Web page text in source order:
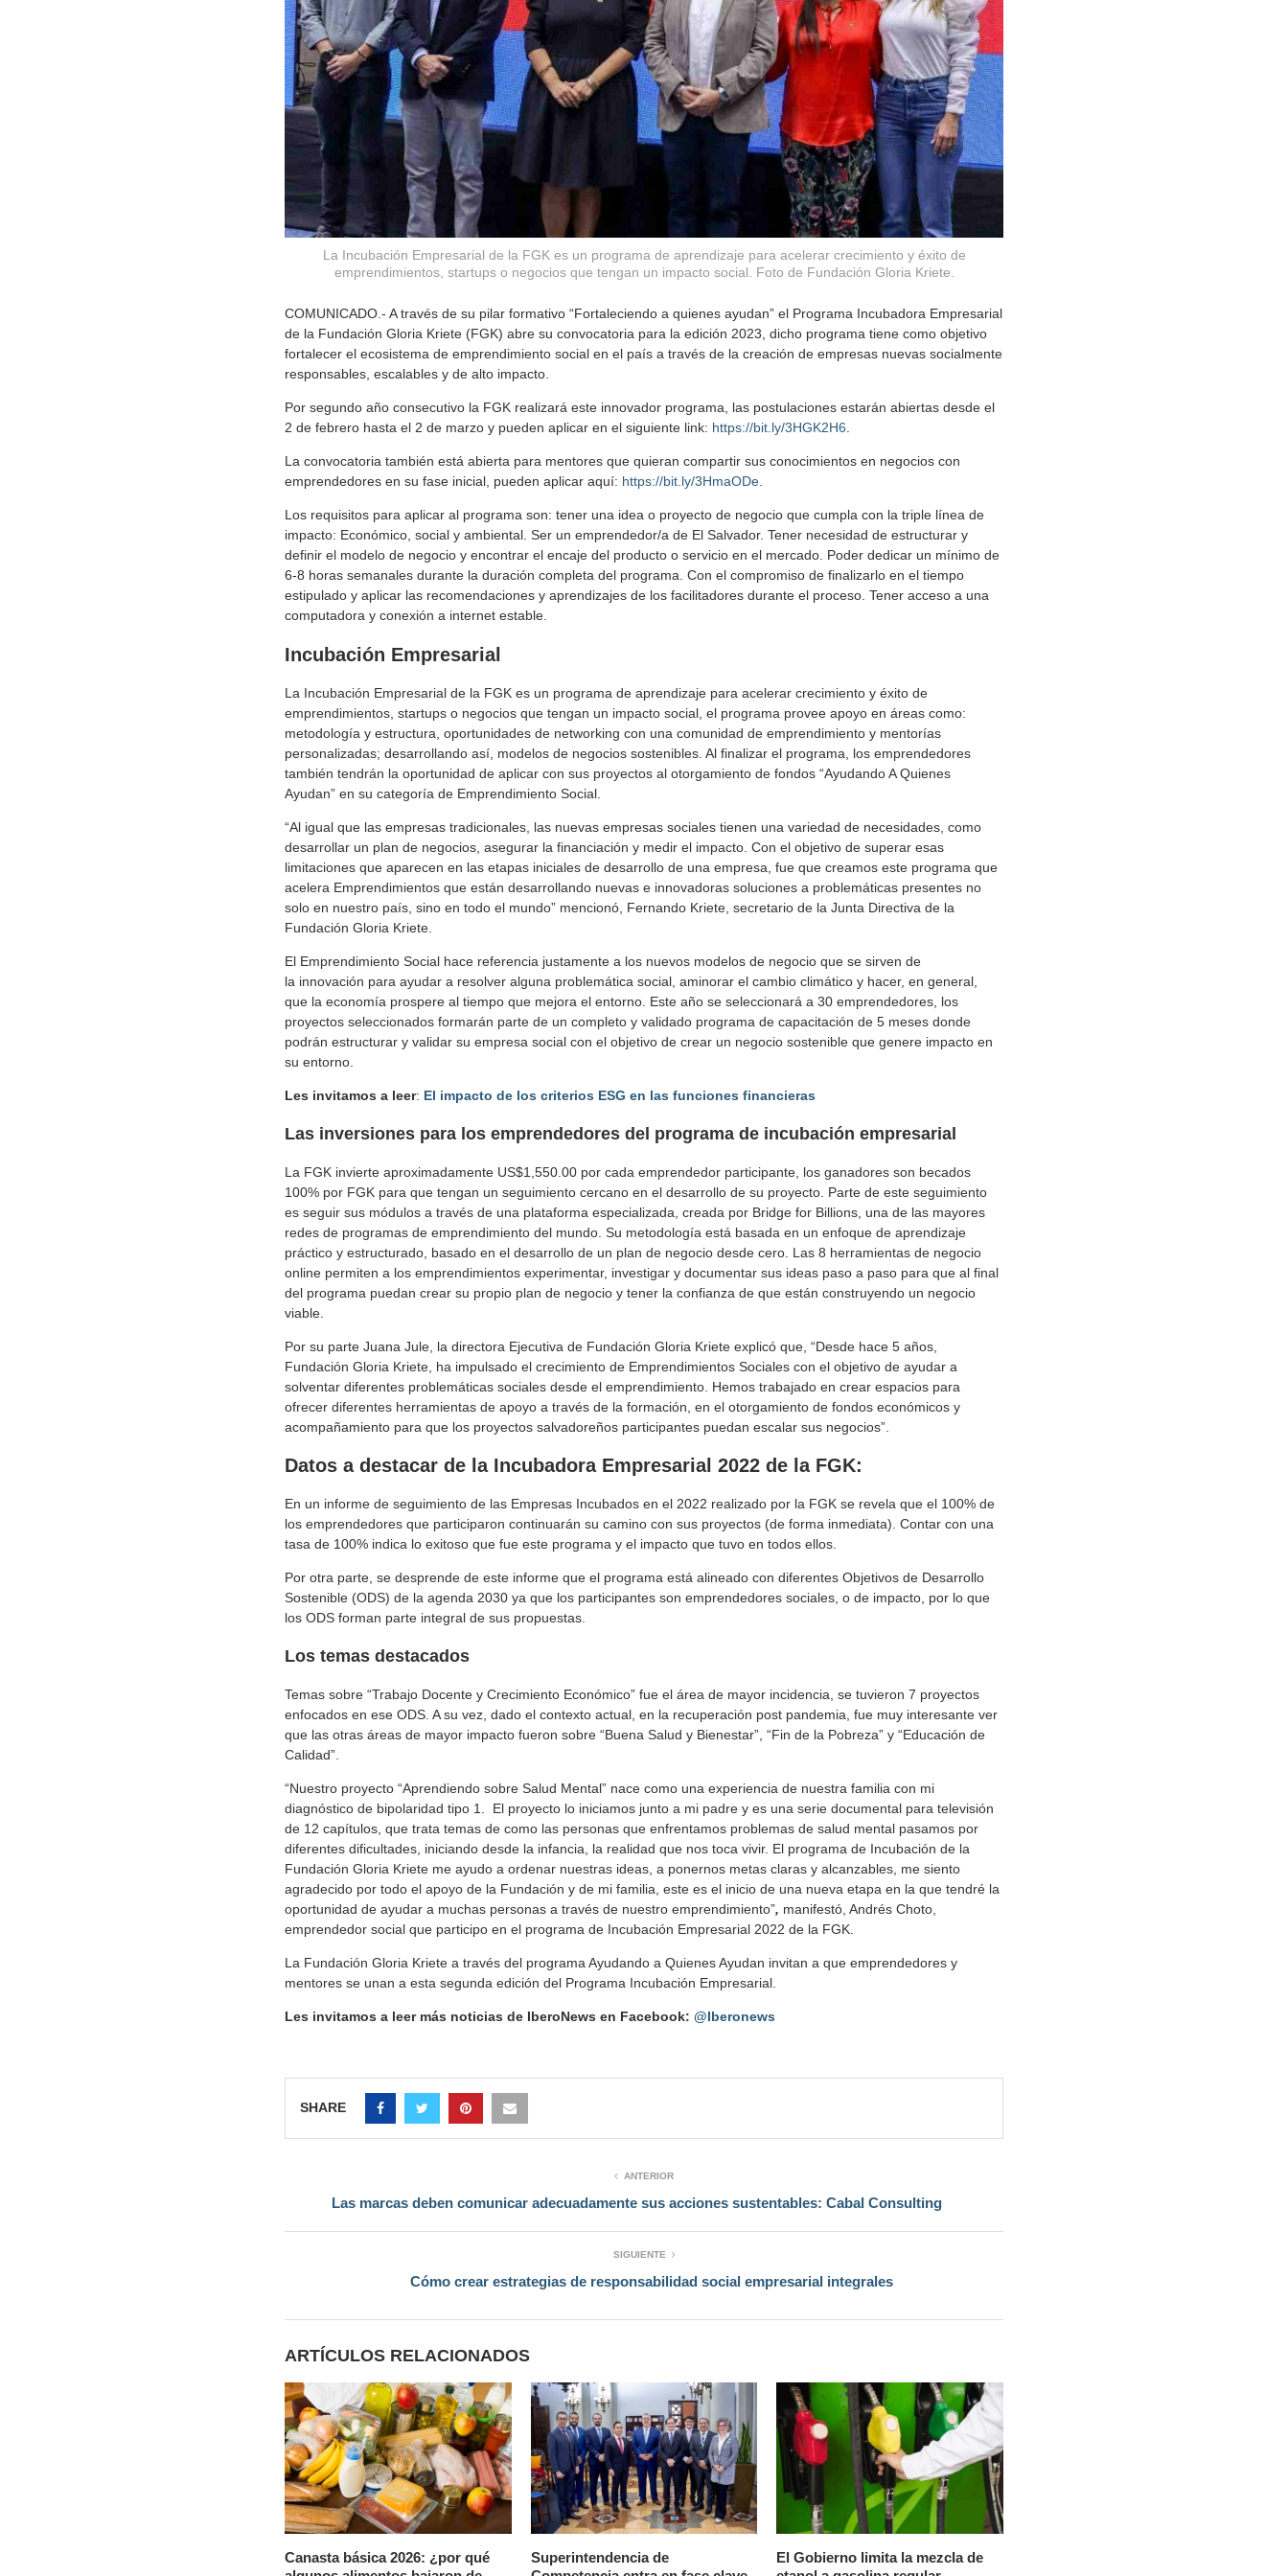
La Incubación Empresarial de la FGK es un programa de aprendizaje para acelerar crecimiento y éxito de
emprendimientos, startups o negocios que tengan un impacto social. Foto de Fundación Gloria Kriete.
COMUNICADO.- A través de su pilar formativo “Fortaleciendo a quienes ayudan” el Programa Incubadora Empresarial
de la Fundación Gloria Kriete (FGK) abre su convocatoria para la edición 2023, dicho programa tiene como objetivo
fortalecer el ecosistema de emprendimiento social en el país a través de la creación de empresas nuevas socialmente
responsables, escalables y de alto impacto.
Por segundo año consecutivo la FGK realizará este innovador programa, las postulaciones estarán abiertas desde el
2 de febrero hasta el 2 de marzo y pueden aplicar en el siguiente link: https://bit.ly/3HGK2H6.
La convocatoria también está abierta para mentores que quieran compartir sus conocimientos en negocios con
emprendedores en su fase inicial, pueden aplicar aquí: https://bit.ly/3HmaODe.
Los requisitos para aplicar al programa son: tener una idea o proyecto de negocio que cumpla con la triple línea de
impacto: Económico, social y ambiental. Ser un emprendedor/a de El Salvador. Tener necesidad de estructurar y
definir el modelo de negocio y encontrar el encaje del producto o servicio en el mercado. Poder dedicar un mínimo de
6-8 horas semanales durante la duración completa del programa. Con el compromiso de finalizarlo en el tiempo
estipulado y aplicar las recomendaciones y aprendizajes de los facilitadores durante el proceso. Tener acceso a una
computadora y conexión a internet estable.
Incubación Empresarial
La Incubación Empresarial de la FGK es un programa de aprendizaje para acelerar crecimiento y éxito de
emprendimientos, startups o negocios que tengan un impacto social, el programa provee apoyo en áreas como:
metodología y estructura, oportunidades de networking con una comunidad de emprendimiento y mentorías
personalizadas; desarrollando así, modelos de negocios sostenibles. Al finalizar el programa, los emprendedores
también tendrán la oportunidad de aplicar con sus proyectos al otorgamiento de fondos “Ayudando A Quienes
Ayudan” en su categoría de Emprendimiento Social.
“Al igual que las empresas tradicionales, las nuevas empresas sociales tienen una variedad de necesidades, como
desarrollar un plan de negocios, asegurar la financiación y medir el impacto. Con el objetivo de superar esas
limitaciones que aparecen en las etapas iniciales de desarrollo de una empresa, fue que creamos este programa que
acelera Emprendimientos que están desarrollando nuevas e innovadoras soluciones a problemáticas presentes no
solo en nuestro país, sino en todo el mundo” mencionó, Fernando Kriete, secretario de la Junta Directiva de la
Fundación Gloria Kriete.
El Emprendimiento Social hace referencia justamente a los nuevos modelos de negocio que se sirven de
la innovación para ayudar a resolver alguna problemática social, aminorar el cambio climático y hacer, en general,
que la economía prospere al tiempo que mejora el entorno. Este año se seleccionará a 30 emprendedores, los
proyectos seleccionados formarán parte de un completo y validado programa de capacitación de 5 meses donde
podrán estructurar y validar su empresa social con el objetivo de crear un negocio sostenible que genere impacto en
su entorno.
Les invitamos a leer: El impacto de los criterios ESG en las funciones financieras
Las inversiones para los emprendedores del programa de incubación empresarial
La FGK invierte aproximadamente US$1,550.00 por cada emprendedor participante, los ganadores son becados
100% por FGK para que tengan un seguimiento cercano en el desarrollo de su proyecto. Parte de este seguimiento
es seguir sus módulos a través de una plataforma especializada, creada por Bridge for Billions, una de las mayores
redes de programas de emprendimiento del mundo. Su metodología está basada en un enfoque de aprendizaje
práctico y estructurado, basado en el desarrollo de un plan de negocio desde cero. Las 8 herramientas de negocio
online permiten a los emprendimientos experimentar, investigar y documentar sus ideas paso a paso para que al final
del programa puedan crear su propio plan de negocio y tener la confianza de que están construyendo un negocio
viable.
Por su parte Juana Jule, la directora Ejecutiva de Fundación Gloria Kriete explicó que, “Desde hace 5 años,
Fundación Gloria Kriete, ha impulsado el crecimiento de Emprendimientos Sociales con el objetivo de ayudar a
solventar diferentes problemáticas sociales desde el emprendimiento. Hemos trabajado en crear espacios para
ofrecer diferentes herramientas de apoyo a través de la formación, en el otorgamiento de fondos económicos y
acompañamiento para que los proyectos salvadoreños participantes puedan escalar sus negocios”.
Datos a destacar de la Incubadora Empresarial 2022 de la FGK:
En un informe de seguimiento de las Empresas Incubados en el 2022 realizado por la FGK se revela que el 100% de
los emprendedores que participaron continuarán su camino con sus proyectos (de forma inmediata). Contar con una
tasa de 100% indica lo exitoso que fue este programa y el impacto que tuvo en todos ellos.
Por otra parte, se desprende de este informe que el programa está alineado con diferentes Objetivos de Desarrollo
Sostenible (ODS) de la agenda 2030 ya que los participantes son emprendedores sociales, o de impacto, por lo que
los ODS forman parte integral de sus propuestas.
Los temas destacados
Temas sobre “Trabajo Docente y Crecimiento Económico” fue el área de mayor incidencia, se tuvieron 7 proyectos
enfocados en ese ODS. A su vez, dado el contexto actual, en la recuperación post pandemia, fue muy interesante ver
que las otras áreas de mayor impacto fueron sobre “Buena Salud y Bienestar”, “Fin de la Pobreza” y “Educación de
Calidad”.
“Nuestro proyecto “Aprendiendo sobre Salud Mental” nace como una experiencia de nuestra familia con mi
diagnóstico de bipolaridad tipo 1. El proyecto lo iniciamos junto a mi padre y es una serie documental para televisión
de 12 capítulos, que trata temas de como las personas que enfrentamos problemas de salud mental pasamos por
diferentes dificultades, iniciando desde la infancia, la realidad que nos toca vivir. El programa de Incubación de la
Fundación Gloria Kriete me ayudo a ordenar nuestras ideas, a ponernos metas claras y alcanzables, me siento
agradecido por todo el apoyo de la Fundación y de mi familia, este es el inicio de una nueva etapa en la que tendré la
oportunidad de ayudar a muchas personas a través de nuestro emprendimiento”, manifestó, Andrés Choto,
emprendedor social que participo en el programa de Incubación Empresarial 2022 de la FGK.
La Fundación Gloria Kriete a través del programa Ayudando a Quienes Ayudan invitan a que emprendedores y
mentores se unan a esta segunda edición del Programa Incubación Empresarial.
Les invitamos a leer más noticias de IberoNews en Facebook: @Iberonews
SHARE
ANTERIOR
Las marcas deben comunicar adecuadamente sus acciones sustentables: Cabal Consulting
SIGUIENTE
Cómo crear estrategias de responsabilidad social empresarial integrales
ARTÍCULOS RELACIONADOS
Canasta básica 2026: ¿por qué
Superintendencia de
El Gobierno limita la mezcla de